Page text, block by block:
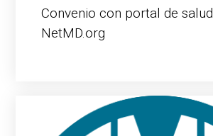
Convenio con portal de salud
NetMD.org